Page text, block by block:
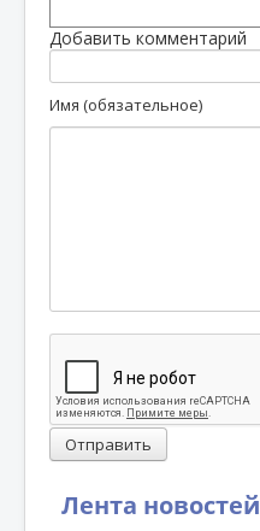
Лента новостей
Добавить комментарий
Имя (обязательное)
Отправить